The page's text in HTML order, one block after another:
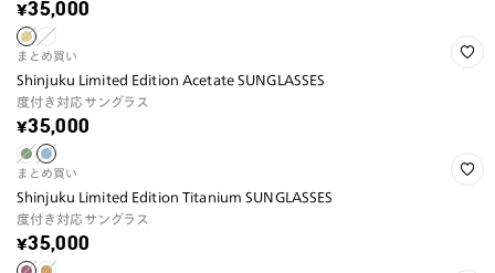
¥35,000
まとめ買い
Shinjuku Limited Edition Acetate SUNGLASSES
度付き対応サングラス
¥35,000
まとめ買い
Shinjuku Limited Edition Titanium SUNGLASSES
度付き対応サングラス
¥35,000